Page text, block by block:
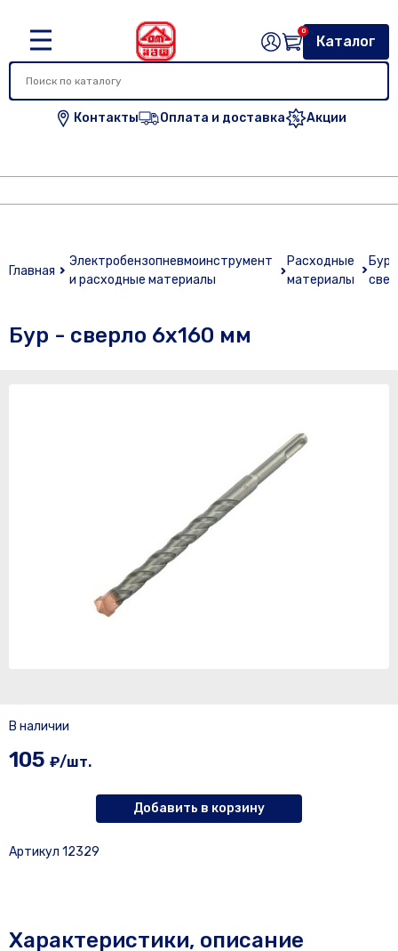
Контакты Оплата и доставка Акции
Каталог
0
Главная
Электробензопневмоинструмент
и расходные материалы
Расходные
материалы
Бур - сверло 6х160 мм
В наличии
105 ₽/шт.
Добавить в корзину
Артикул 12329
Характеристики, описание